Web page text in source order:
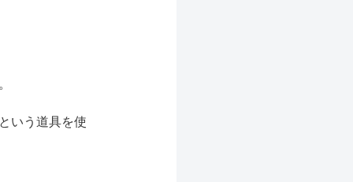
いう道具を使